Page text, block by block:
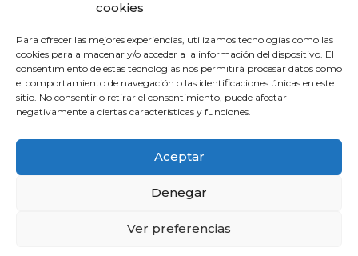
cookies
Para ofrecer las mejores experiencias, utilizamos tecnologías como las
cookies para almacenar y/o acceder a la información del dispositivo. El
consentimiento de estas tecnologías nos permitirá procesar datos como
el comportamiento de navegación o las identificaciones únicas en este
sitio. No consentir o retirar el consentimiento, puede afectar
negativamente a ciertas características y funciones.
Aceptar
Denegar
Ver preferencias
de la salud mismo.
Perfil de las víctimas: mujer,
médico de atención primaria
De las agresiones registradas en la provincia de Huelva,
el 80% fueron a mujeres y el 20% a hombres, es decir
que cuatro de las cinco personas agredidas era una
médico, consolidando la tendencia de los últimos años